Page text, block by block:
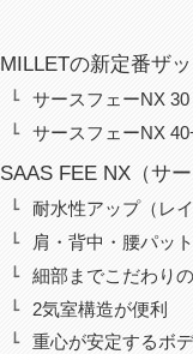
MILLETの新定番ザ
サースフェーNX 30
サースフェーNX
SAAS FEE NX（サ
耐水性アップ（レ
肩・背中・腰パッ
細部までこだわり
2気室構造が便利
重心が安定するボ